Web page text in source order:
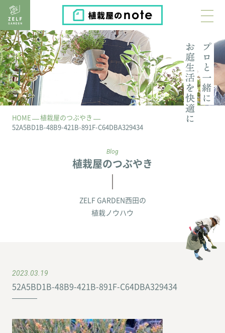
植栽屋のnote
HOME
植栽屋のつぶやき
52A5BD1B-48B9-421B-891F-C64DBA329434
Blog
植栽屋のつぶやき
ZELF GARDEN西田の
植栽ノウハウ
2023.03.19
52A5BD1B-48B9-421B-891F-C64DBA329434